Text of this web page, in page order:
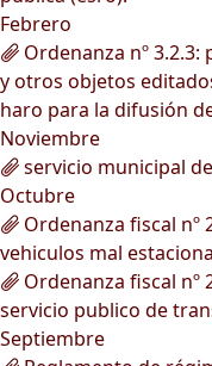
Febrero
Ordenanza nº
y otros objetos
haro para la difusión
Noviembre
servicio municipal
Octubre
Ordenanza fiscal nº
vehiculos mal
Ordenanza fiscal nº
servicio publico de
Septiembre